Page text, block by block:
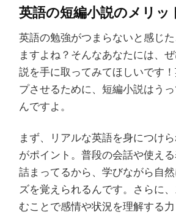
英語の短編小説のメリッ
英語の勉強がつまらないと感じ
ますよね？そんなあなたには、
説を手に取ってみてほしいです
プさせるために、短編小説はう
んですよ。
まず、リアルな英語を身につけ
がポイント。普段の会話や使え
詰まってるから、学びながら自
ズを覚えられるんです。さらに
むことで感情や状況を理解する